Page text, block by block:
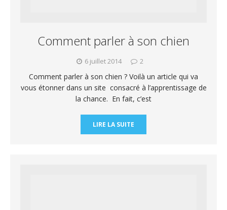
Comment parler à son chien
6 juillet 2014 2
Comment parler à son chien ? Voilà un article qui va
vous étonner dans un site consacré à l’apprentissage de
la chance. En fait, c’est
LIRE LA SUITE